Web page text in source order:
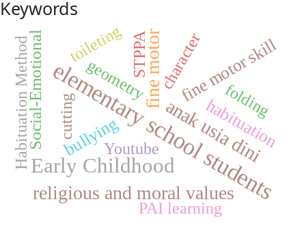
Keywords
elementary school students
Early Childhood
religious and moral values
fine motor
anak usia dini
Social-Emotional habituation
fine motor skill
bullying
geometry character
cutting
toileting
Habituation Method folding
PAI learning
Youtube
STPPA